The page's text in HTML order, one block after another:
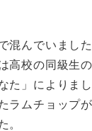
混んでいました
高校の同級生
た」によりまし
ラムチョップ
。